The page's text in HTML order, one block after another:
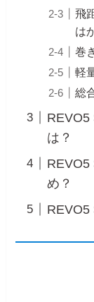
飛
は
巻
軽
総
REVO5
は？
REVO5
め？
REVO5